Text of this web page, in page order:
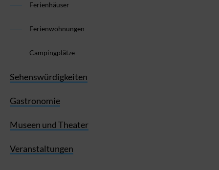
Ferienhäuser
Ferienwohnungen
Campingplätze
Sehenswürdigkeiten
Gastronomie
Museen und Theater
Veranstaltungen